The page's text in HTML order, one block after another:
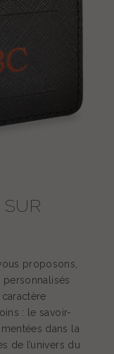
proposons,
personnalisés
: le savoir-
dans la
de l’univers du